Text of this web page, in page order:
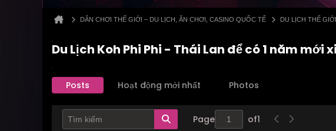
DÂN CHƠI THẾ GIỚI – DU LỊCH, ĂN CHƠI, CASINO QUỐC TẾ DU LỊCH THẾ GIỚI
Du Lịch Koh Phi Phi - Thái Lan để có 1 năm mới
Posts Hoạt động mới nhất Photos
Page of1